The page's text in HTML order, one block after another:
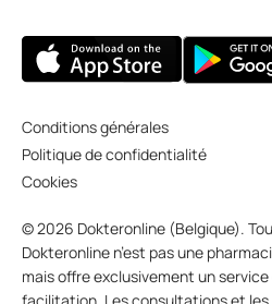
Conditions générales
Politique de confidentialité
Cookies
© 2026 Dokteronline (Belgique).
Dokteronline n’est pas une
mais offre exclusivement un